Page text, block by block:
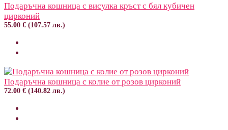
Подаръчна кошница с висулка кръст с бял кубичен
цирконий
55.00 € (107.57 лв.)
Подаръчна кошница с колие от розов цирконий
72.00 € (140.82 лв.)